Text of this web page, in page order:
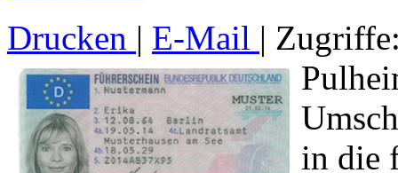
Drucken | E-Mail |
in die